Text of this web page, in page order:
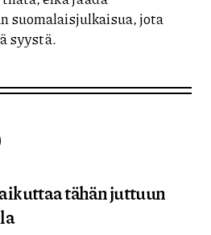
suomalaisjulkaisua, jota
syystä.
tähän juttuun